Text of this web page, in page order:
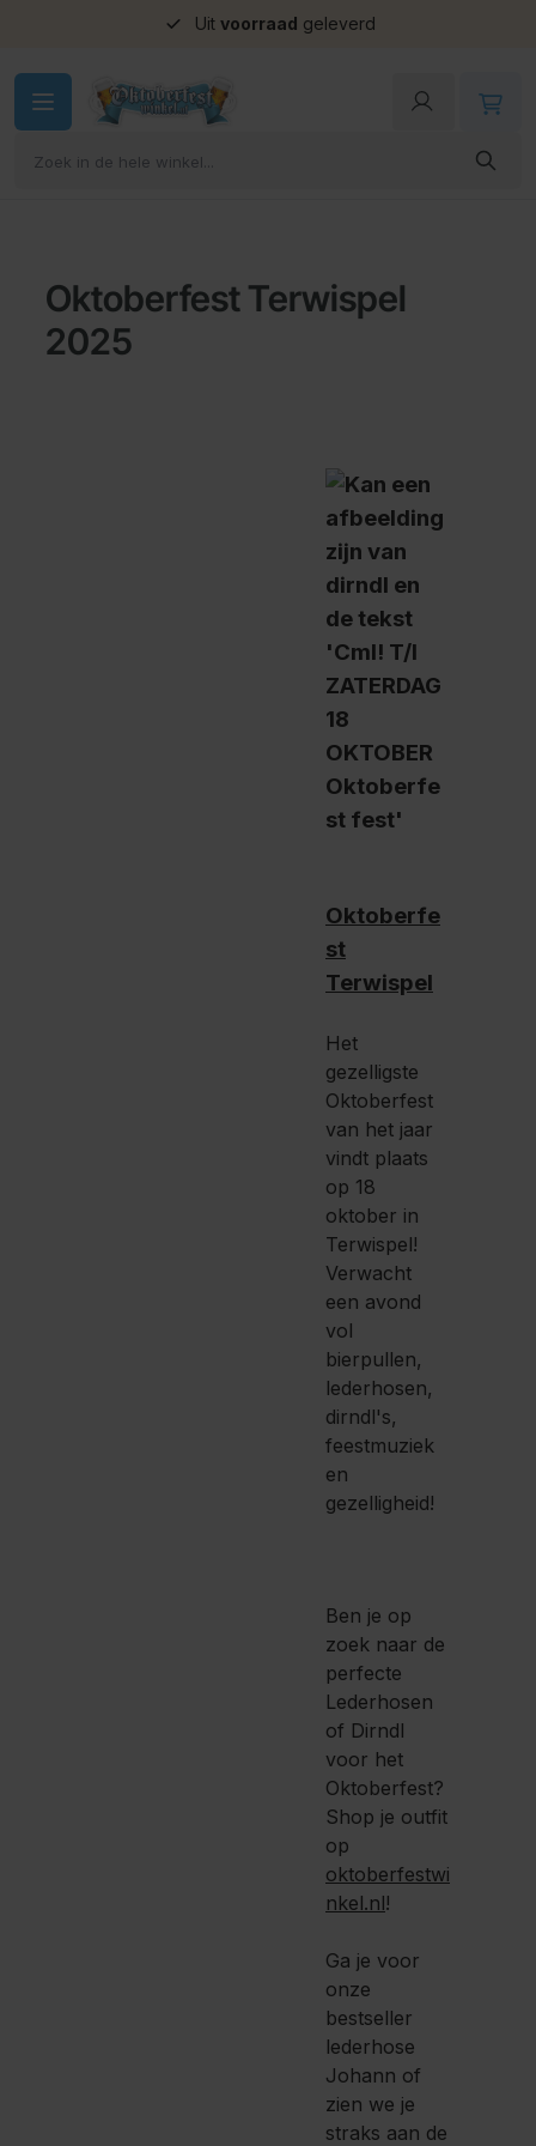
Uit voorraad geleverd
Oktoberfest Terwispel
2025
Oktoberfe
st
Terwispel
Het
gezelligste
Oktoberfest
van het jaar
vindt plaats
op 18
oktober in
Terwispel!
Verwacht
een avond
vol
bierpullen,
lederhosen,
dirndl's,
feestmuziek
en
gezelligheid!
Ben je op
zoek naar de
perfecte
Lederhosen
of Dirndl
voor het
Oktoberfest?
Shop je outfit
op
oktoberfestwi
nkel.nl!
Ga je voor
onze
bestseller
lederhose
Johann of
zien we je
straks aan de